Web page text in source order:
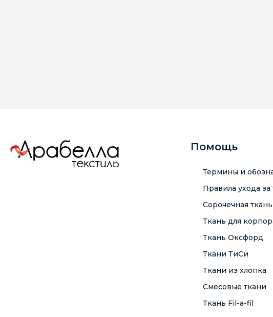
Помощь
Термины и
Правила ухода за
Сорочечная ткань
Ткань для
Ткань Оксфорд
Ткани ТиСи
Ткани из хлопка
Смесовые ткани
Ткань Fil-a-fil